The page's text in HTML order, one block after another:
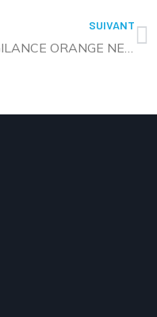
SUIVANT
VIGILANCE ORANGE NEIGE -VERGLAS : CIRCULATION DU MERCREDI 17 JANVIER